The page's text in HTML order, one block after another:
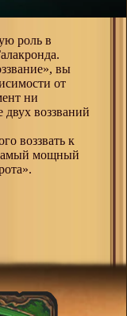
роль в
вы
от
ни
двух воззваний
воззвать к
мощный